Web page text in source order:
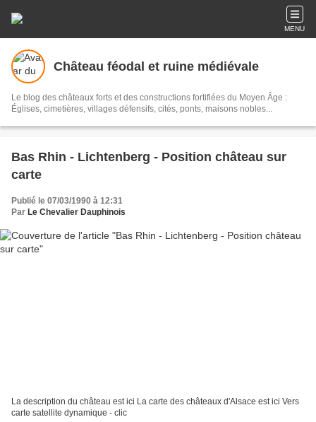
MENU
Château féodal et ruine médiévale
Le blog des châteaux forts et des constructions fortifiées du Moyen Âge :
Églises, cimetières, villages défensifs, cités, ponts, maisons nobles...
Bas Rhin - Lichtenberg - Position château sur
carte
Publié le 07/03/1990 à 12:31
Par Le Chevalier Dauphinois
La description du château est ici La carte des châteaux d'Alsace est ici Vers
carte satellite dynamique - clic